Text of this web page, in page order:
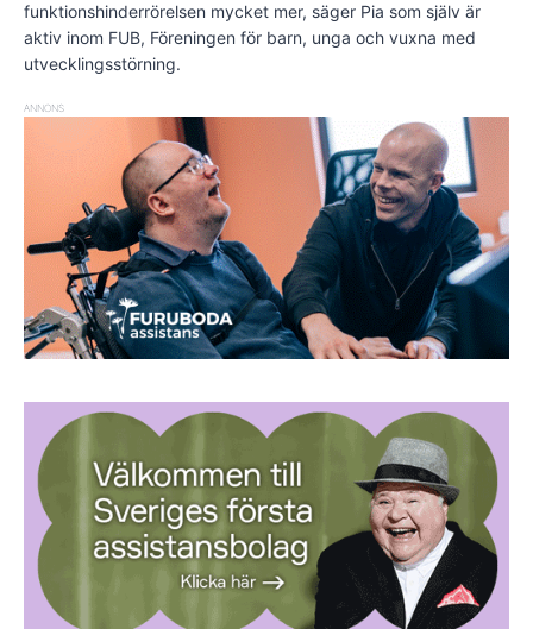
funktionshinderrörelsen mycket mer, säger Pia som själv är
aktiv inom FUB, Föreningen för barn, unga och vuxna med
utvecklingsstörning.
ANNONS